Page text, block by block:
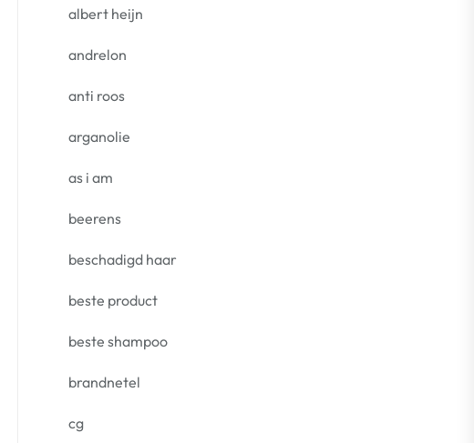
albert heijn
andrelon
anti roos
arganolie
as i am
beerens
beschadigd haar
beste product
beste shampoo
brandnetel
cg